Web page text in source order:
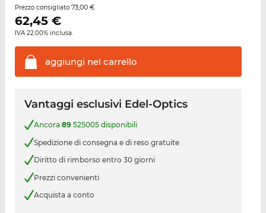
Prezzo consigliato 73,00 €
62,45€
IVA 22.00% inclusa.
aggiungi nel carrello
Vantaggi esclusivi Edel-Optics
Ancora 89525005 disponibili
Spedizione di consegna e di reso gratuite
Diritto di rimborso entro 30 giorni
Prezzi convenienti
Acquista a conto